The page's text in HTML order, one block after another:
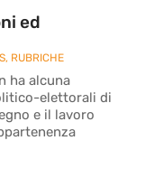
ed
, RUBRICHE
ha alcuna
elettorali di
e il lavoro